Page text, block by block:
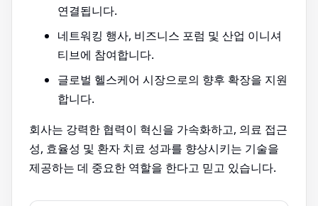
연결됩니다.
네트워킹 행사, 비즈니스 포럼 및 산업 이니셔
티브에 참여합니다.
글로벌 헬스케어 시장으로의 향후 확장을 지원
합니다.
회사는 강력한 협력이 혁신을 가속화하고, 의료 접근
성, 효율성 및 환자 치료 성과를 향상시키는 기술을
제공하는 데 중요한 역할을 한다고 믿고 있습니다.